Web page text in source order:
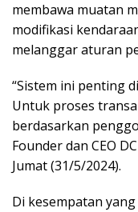
membawa muatan
modifikasi
melanggar aturan
“Sistem ini penting
Untuk proses
berdasarkan
Founder dan CEO
Jumat (31/5/2024).
Di kesempatan